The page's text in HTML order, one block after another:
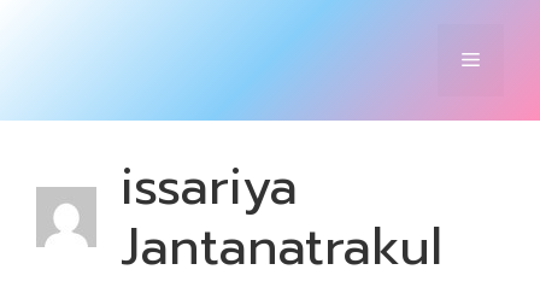
Menu
issariya
Jantanatrakul